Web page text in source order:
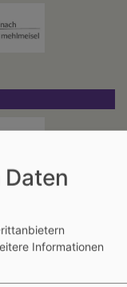
Informationen